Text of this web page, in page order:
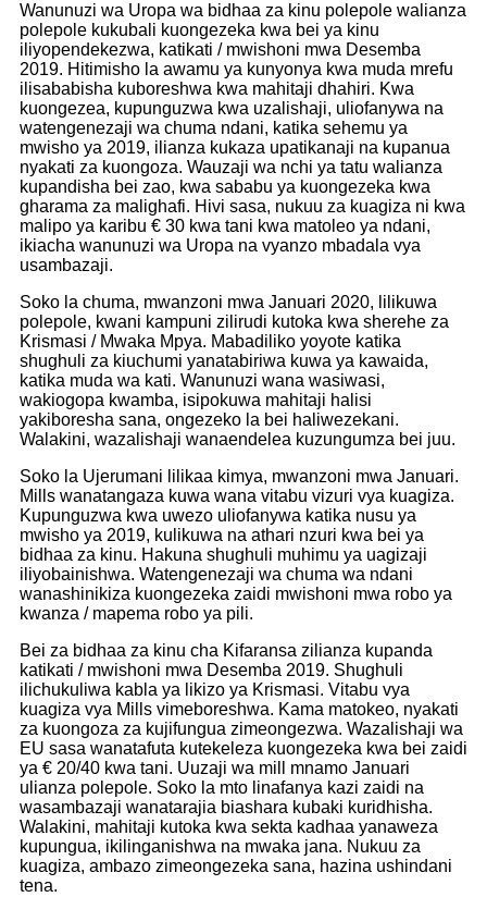
Wanunuzi wa Uropa wa bidhaa za kinu polepole walianza
polepole kukubali kuongezeka kwa bei ya kinu
iliyopendekezwa, katikati / mwishoni mwa Desemba
2019. Hitimisho la awamu ya kunyonya kwa muda mrefu
ilisababisha kuboreshwa kwa mahitaji dhahiri. Kwa
kuongezea, kupunguzwa kwa uzalishaji, uliofanywa na
watengenezaji wa chuma ndani, katika sehemu ya
mwisho ya 2019, ilianza kukaza upatikanaji na kupanua
nyakati za kuongoza. Wauzaji wa nchi ya tatu walianza
kupandisha bei zao, kwa sababu ya kuongezeka kwa
gharama za malighafi. Hivi sasa, nukuu za kuagiza ni kwa
malipo ya karibu € 30 kwa tani kwa matoleo ya ndani,
ikiacha wanunuzi wa Uropa na vyanzo mbadala vya
usambazaji.
Soko la chuma, mwanzoni mwa Januari 2020, lilikuwa
polepole, kwani kampuni zilirudi kutoka kwa sherehe za
Krismasi / Mwaka Mpya. Mabadiliko yoyote katika
shughuli za kiuchumi yanatabiriwa kuwa ya kawaida,
katika muda wa kati. Wanunuzi wana wasiwasi,
wakiogopa kwamba, isipokuwa mahitaji halisi
yakiboresha sana, ongezeko la bei haliwezekani.
Walakini, wazalishaji wanaendelea kuzungumza bei juu.
Soko la Ujerumani lilikaa kimya, mwanzoni mwa Januari.
Mills wanatangaza kuwa wana vitabu vizuri vya kuagiza.
Kupunguzwa kwa uwezo uliofanywa katika nusu ya
mwisho ya 2019, kulikuwa na athari nzuri kwa bei ya
bidhaa za kinu. Hakuna shughuli muhimu ya uagizaji
iliyobainishwa. Watengenezaji wa chuma wa ndani
wanashinikiza kuongezeka zaidi mwishoni mwa robo ya
kwanza / mapema robo ya pili.
Bei za bidhaa za kinu cha Kifaransa zilianza kupanda
katikati / mwishoni mwa Desemba 2019. Shughuli
ilichukuliwa kabla ya likizo ya Krismasi. Vitabu vya
kuagiza vya Mills vimeboreshwa. Kama matokeo, nyakati
za kuongoza za kujifungua zimeongezwa. Wazalishaji wa
EU sasa wanatafuta kutekeleza kuongezeka kwa bei zaidi
ya € 20/40 kwa tani. Uuzaji wa mill mnamo Januari
ulianza polepole. Soko la mto linafanya kazi zaidi na
wasambazaji wanatarajia biashara kubaki kuridhisha.
Walakini, mahitaji kutoka kwa sekta kadhaa yanaweza
kupungua, ikilinganishwa na mwaka jana. Nukuu za
kuagiza, ambazo zimeongezeka sana, hazina ushindani
tena.